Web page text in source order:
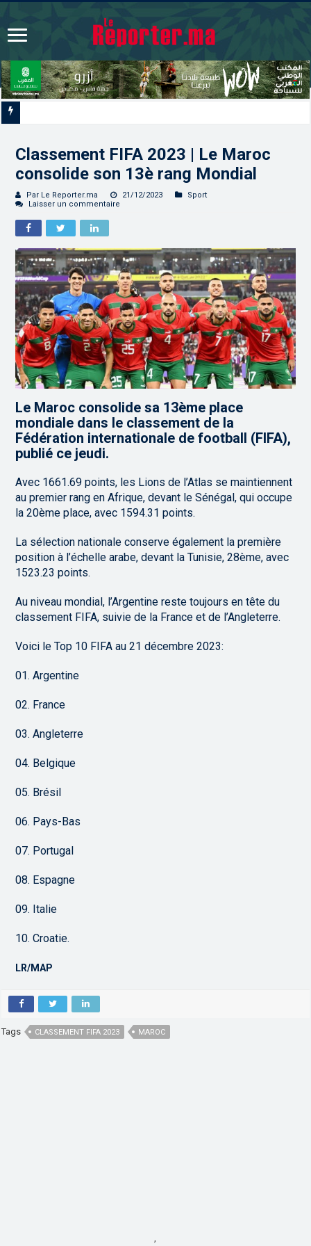
Classement FIFA 2023 | Le Maroc
consolide son 13è rang Mondial
Par Le Reporter.ma 21/12/2023
Sport
Laisser un commentaire
Le Maroc consolide sa 13ème place
mondiale dans le classement de la
Fédération internationale de football (FIFA),
publié ce jeudi.
Avec 1661.69 points, les Lions de l’Atlas se maintiennent
au premier rang en Afrique, devant le Sénégal, qui occupe
la 20ème place, avec 1594.31 points.
La sélection nationale conserve également la première
position à l’échelle arabe, devant la Tunisie, 28ème, avec
1523.23 points.
Au niveau mondial, l’Argentine reste toujours en tête du
classement FIFA, suivie de la France et de l’Angleterre.
Voici le Top 10 FIFA au 21 décembre 2023:
01. Argentine
02. France
03. Angleterre
04. Belgique
05. Brésil
06. Pays-Bas
07. Portugal
08. Espagne
09. Italie
10. Croatie.
LR/MAP
Tags CLASSEMENT FIFA 2023 MAROC